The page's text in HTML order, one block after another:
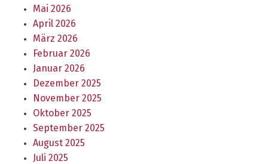
Mai 2026
April 2026
März 2026
Februar 2026
Januar 2026
Dezember 2025
November 2025
Oktober 2025
September 2025
August 2025
Juli 2025